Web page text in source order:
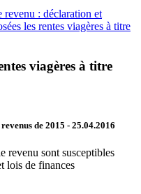
revenu : déclaration et
les rentes viagères à titre
viagères à titre
de 2015 - 25.04.2016
revenu sont susceptibles
lois de finances